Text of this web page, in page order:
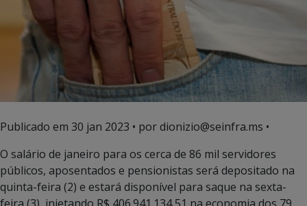
Publicado em 30 jan 2023 • por dionizio@seinfra.ms •
O salário de janeiro para os cerca de 86 mil servidores
públicos, aposentados e pensionistas será depositado na
quinta-feira (2) e estará disponível para saque na sexta-